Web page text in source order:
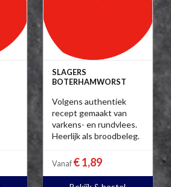
SLAGERS
BOTERHAMWORST
Volgens authentiek
recept gemaakt van
varkens- en rundvlees.
Heerlijk als broodbeleg.
Vanaf € 1,89